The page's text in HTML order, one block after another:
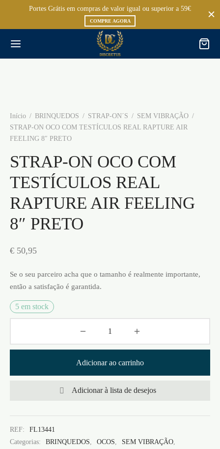
Portes Grátis em compras de valor igual ou superior a 59€
COMPRE AGORA
Início / BRINQUEDOS / STRAP-ON´S / SEM VIBRAÇÃO /
STRAP-ON OCO COM TESTÍCULOS REAL RAPTURE AIR
FEELING 8″ PRETO
STRAP-ON OCO COM
TESTÍCULOS REAL
RAPTURE AIR FEELING
8″ PRETO
€ 50,95
Se o seu parceiro acha que o tamanho é realmente importante,
então a satisfação é garantida.
5 em stock
Adicionar ao carrinho
Adicionar à lista de desejos
REF:
FL13441
Categorias:
BRINQUEDOS OCOS SEM VIBRAÇÃO